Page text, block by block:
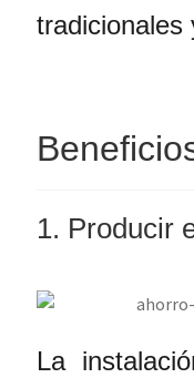
tradicionales
1. Producir
La